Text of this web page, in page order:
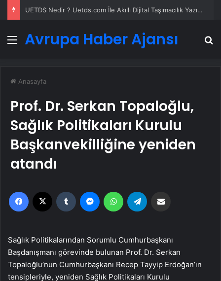
UETDS Nedir ? Uetds.com İle Akıllı Dijital Taşımacılık Yazılımı
Menü
Avrupa Haber Ajansı
Anasayfa
Prof. Dr. Serkan Topaloğlu,
Sağlık Politikaları Kurulu
Başkanvekilliğine yeniden
atandı
Facebook Tumblr MessengerWhatsApp
Sağlık Politikalarından Sorumlu Cumhurbaşkanı
Başdanışmanı görevinde bulunan Prof. Dr. Serkan
Topaloğlu’nun Cumhurbaşkanı Recep Tayyip Erdoğan’ın
tensipleriyle, yeniden Sağlık Politikaları Kurulu